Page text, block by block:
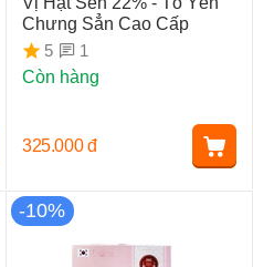
Chưng Sẳn Cao Cấp
5
1
Còn hàng
325.000 đ
-10%